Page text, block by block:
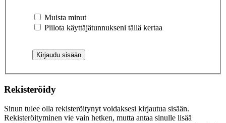
Muista minut
Piilota käyttäjätunnukseni tällä kertaa
Rekisteröidy
Sinun tulee olla rekisteröitynyt voidaksesi kirjautua sisään.
Rekisteröityminen vie vain hetken, mutta antaa sinulle lisää